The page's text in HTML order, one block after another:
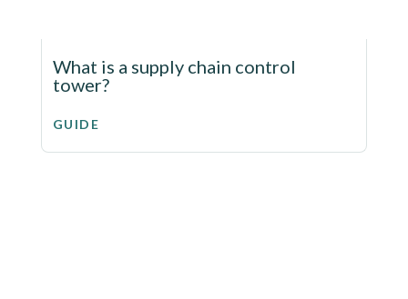
What is a supply chain control
tower?
GUIDE